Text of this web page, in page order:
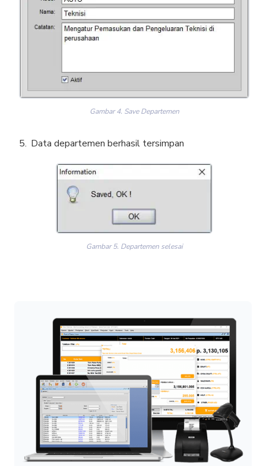
Gambar 4. Save Departemen
Data departemen berhasil tersimpan
Gambar 5. Departemen selesai